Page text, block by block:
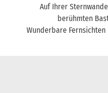
Auf Ihrer
berühmten
Wunderbare